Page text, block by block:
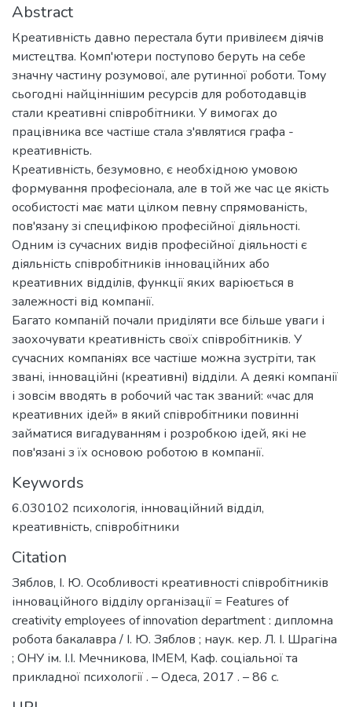
Abstract
Креативність давно перестала бути привілеєм діячів
мистецтва. Комп'ютери поступово беруть на себе
значну частину розумової, але рутинної роботи. Тому
сьогодні найціннішим ресурсів для роботодавців
стали креативні співробітники. У вимогах до
працівника все частіше стала з'являтися графа -
креативність.
Креативність, безумовно, є необхідною умовою
формування професіонала, але в той же час це якість
особистості має мати цілком певну спрямованість,
пов'язану зі специфікою професійної діяльності.
Одним із сучасних видів професійної діяльності є
діяльність співробітників інноваційних або
креативних відділів, функції яких варіюється в
залежності від компанії.
Багато компаній почали приділяти все більше уваги і
заохочувати креативність своїх співробітників. У
сучасних компаніях все частіше можна зустріти, так
звані, інноваційні (креативні) відділи. А деякі компанії
і зовсім вводять в робочий час так званий: «час для
креативних ідей» в який співробітники повинні
займатися вигадуванням і розробкою ідей, які не
пов'язані з їх основою роботою в компанії.
Keywords
6.030102 психологія, інноваційний відділ,
креативність, співробітники
Citation
Зяблов, І. Ю. Особливості креативності співробітників
інноваційного відділу організації = Features of
creativity employees of innovation department : дипломна
робота бакалавра / І. Ю. Зяблов ; наук. кер. Л. І. Шрагіна
; ОНУ ім. І.І. Мечникова, ІМЕМ, Каф. соціальної та
прикладної психології . – Одеса, 2017 . – 86 с.